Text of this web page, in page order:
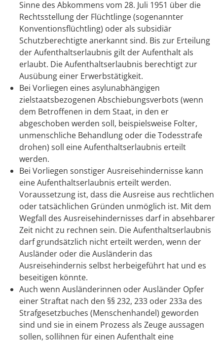
Sinne des Abkommens vom 28. Juli 1951 über die
Rechtsstellung der Flüchtlinge (sogenannter
Konventionsflüchtling) oder als subsidiär
Schutzberechtigte anerkannt sind. Bis zur Erteilung
der Aufenthaltserlaubnis gilt der Aufenthalt als
erlaubt. Die Aufenthaltserlaubnis berechtigt zur
Ausübung einer Erwerbstätigkeit.
Bei Vorliegen eines asylunabhängigen
zielstaatsbezogenen Abschiebungsverbots (wenn
dem Betroffenen in dem Staat, in den er
abgeschoben werden soll, beispielsweise Folter,
unmenschliche Behandlung oder die Todesstrafe
drohen) soll eine Aufenthaltserlaubnis erteilt
werden.
Bei Vorliegen sonstiger Ausreisehindernisse kann
eine Aufenthaltserlaubnis erteilt werden.
Voraussetzung ist, dass die Ausreise aus rechtlichen
oder tatsächlichen Gründen unmöglich ist. Mit dem
Wegfall des Ausreisehindernisses darf in absehbarer
Zeit nicht zu rechnen sein. Die Aufenthaltserlaubnis
darf grundsätzlich nicht erteilt werden, wenn der
Ausländer oder die Ausländerin das
Ausreisehindernis selbst herbeigeführt hat und es
beseitigen könnte.
Auch wenn Ausländerinnen oder Ausländer Opfer
einer Straftat nach den §§ 232, 233 oder 233a des
Strafgesetzbuches (Menschenhandel) geworden
sind und sie in einem Prozess als Zeuge aussagen
sollen, sollihnen für einen Aufenthalt eine